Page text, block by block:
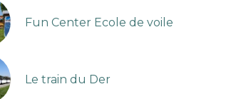
Fun Center Ecole de voile
Le train du Der